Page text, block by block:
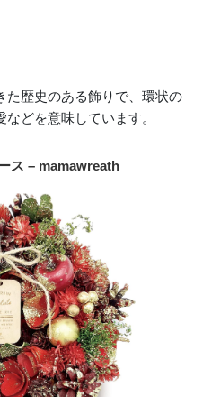
た歴史のある飾りで、環状の
どを意味しています。
ス – mamawreath